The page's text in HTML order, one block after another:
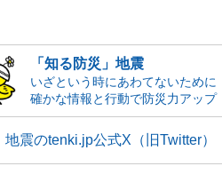
「知る防災」地震
いざという時にあわてないために
確かな情報と行動で防災力アップ
地震のtenki.jp公式X（旧Twitter）